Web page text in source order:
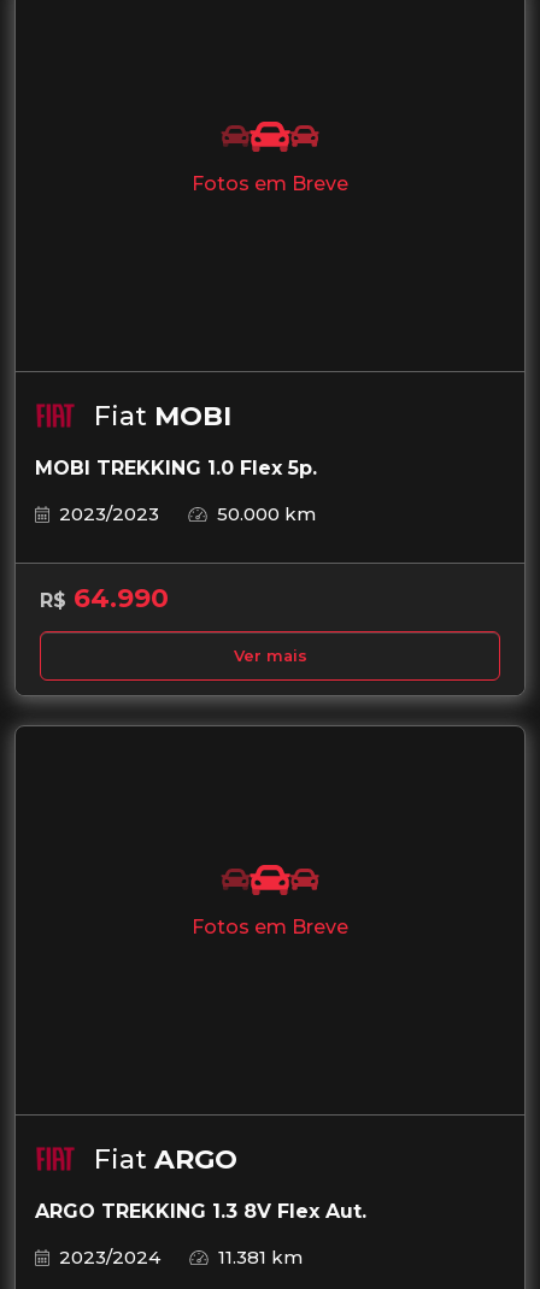
Fotos em Breve
Fiat MOBI
MOBI TREKKING 1.0 Flex 5p.
2023/2023
50.000 km
R$ 64.990
Ver mais
Fotos em Breve
Fiat ARGO
ARGO TREKKING 1.3 8V Flex Aut.
2023/2024
11.381 km